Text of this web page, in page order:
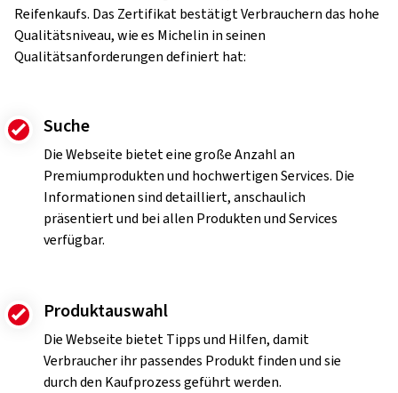
Reifenkaufs. Das Zertifikat bestätigt Verbrauchern das hohe
Qualitätsniveau, wie es Michelin in seinen
Qualitätsanforderungen definiert hat:
Suche
Die Webseite bietet eine große Anzahl an
Premiumprodukten und hochwertigen Services. Die
Informationen sind detailliert, anschaulich
präsentiert und bei allen Produkten und Services
verfügbar.
Produktauswahl
Die Webseite bietet Tipps und Hilfen, damit
Verbraucher ihr passendes Produkt finden und sie
durch den Kaufprozess geführt werden.